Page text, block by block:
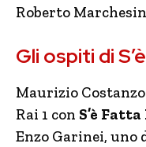
Roberto
Gli ospiti di
Maurizio
Rai 1 con S’è
Enzo Garinei,